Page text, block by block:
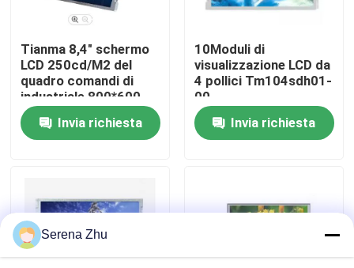
Visita alla fabbrica
Controllo Qualità
Contattaci
Richiedi un preventivo
Computer tutti compresi
Tianma 8,4" schermo
LCD 250cd/M2 del
quadro comandi di
industriale 800*600
Invia richiesta
10Moduli di
visualizzazione LCD da
4 pollici Tm104sdh01-
00
Invia richiesta
Serena Zhu